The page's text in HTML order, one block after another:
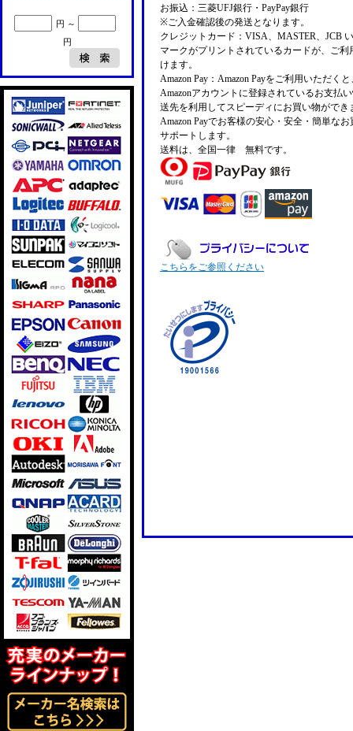
お振込：三菱UFJ銀行・PayPay銀行
※ご入金確認後の発送となります。
クレジットカード：VISA、MASTER、JCB
マークがプリントされているカードが、ご利
けます。
Amazon Pay：Amazon Payをご利用いただく
Amazonアカウントに登録されているお支払
送先を利用してスピーディにお買い物ができ
Amazon Payでお客様の安心・安全・簡単な
サポートします。
送料は、全国一律 無料です。
こちらをご参照ください
円 ～
円